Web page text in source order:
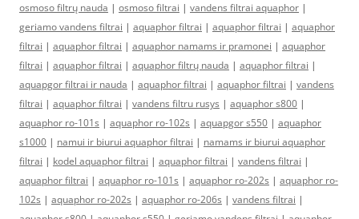
osmoso filtrų nauda | osmoso filtrai | vandens filtrai aquaphor |
geriamo vandens filtrai | aquaphor filtrai | aquaphor filtrai | aquaphor
filtrai | aquaphor filtrai | aquaphor namams ir pramonei | aquaphor
filtrai | aquaphor filtrai | aquaphor filtrų nauda | aquaphor filtrai |
aquapgor filtrai ir nauda | aquaphor filtrai | aquaphor filtrai | vandens
filtrai | aquaphor filtrai | vandens filtru rusys | aquaphor s800 |
aquaphor ro-101s | aquaphor ro-102s | aquapgor s550 | aquaphor
s1000 | namui ir biurui aquaphor filtrai | namams ir biurui aquaphor
filtrai | kodel aquaphor filtrai | aquaphor filtrai | vandens filtrai |
aquaphor filtrai | aquaphor ro-101s | aquaphor ro-202s | aquaphor ro-
102s | aquaphor ro-202s | aquaphor ro-206s | vandens filtrai |